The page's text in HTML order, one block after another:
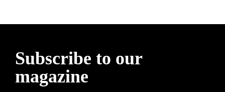
Subscribe to our
magazine